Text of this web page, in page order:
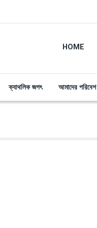
HOME
ক্যাথলিক জগৎ আমাদের পরিবেশ